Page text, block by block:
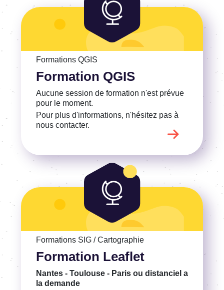
Formations QGIS
Formation QGIS
Aucune session de formation n'est prévue
pour le moment.
Pour plus d'informations, n'hésitez pas à
nous contacter.
Voir la Formation QGIS
Formations SIG / Cartographie
Formation Leaflet
Nantes - Toulouse - Paris ou distanciel a
la demande
Voir la Formation Leaflet